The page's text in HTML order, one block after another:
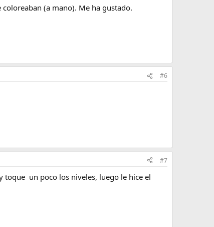
(a mano). Me ha gustado.
#6
#7
toque un poco los niveles, luego le hice el